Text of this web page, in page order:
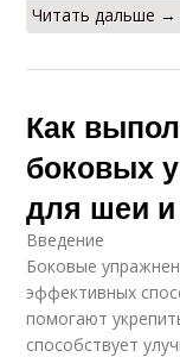
Читать дальше →
Как
боковых
для шеи
Введение
Боковые
эффективных
помогают
способствует